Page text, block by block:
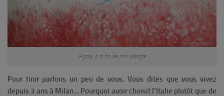
Pippo, à la fin de son voyage
Pour finir parlons un peu de vous. Vous dites que vous vivez
depuis 3 ans à Milan… Pourquoi avoir choisit l’Italie plutôt que de